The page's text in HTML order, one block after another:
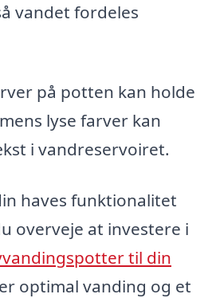
vandet fordeles
på potten kan holde
lyse farver kan
i vandreservoiret.
haves funktionalitet
overveje at investere i
til din
optimal vanding og et